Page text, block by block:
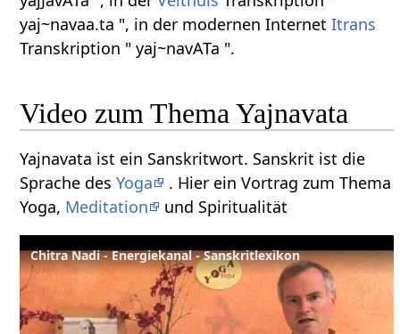
yaj~navaa.ta ", in der modernen InternetItrans
Transkription " yaj~navATa ".
Video zum Thema Yajnavata
Yajnavata ist ein Sanskritwort. Sanskrit ist die
Sprache desYoga
. Hier ein Vortrag zum Thema
Yoga, Meditation und Spiritualität
Chitra Nadi - Energiekanal - Sanskritlexikon